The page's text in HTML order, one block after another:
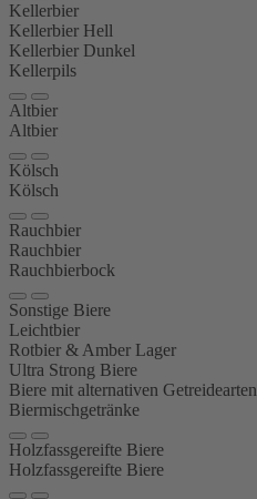
Kellerbier
Kellerbier Hell
Kellerbier Dunkel
Kellerpils
Altbier
Altbier
Kölsch
Kölsch
Rauchbier
Rauchbier
Rauchbierbock
Sonstige Biere
Leichtbier
Rotbier & Amber Lager
Ultra Strong Biere
Biere mit alternativen Getreidearten
Biermischgetränke
Holzfassgereifte Biere
Holzfassgereifte Biere